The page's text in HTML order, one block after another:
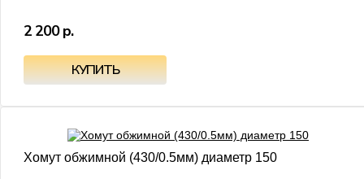
2 200 р.
Хомут обжимной (430/0.5мм) диаметр 150